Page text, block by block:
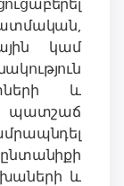
կամ
և
և